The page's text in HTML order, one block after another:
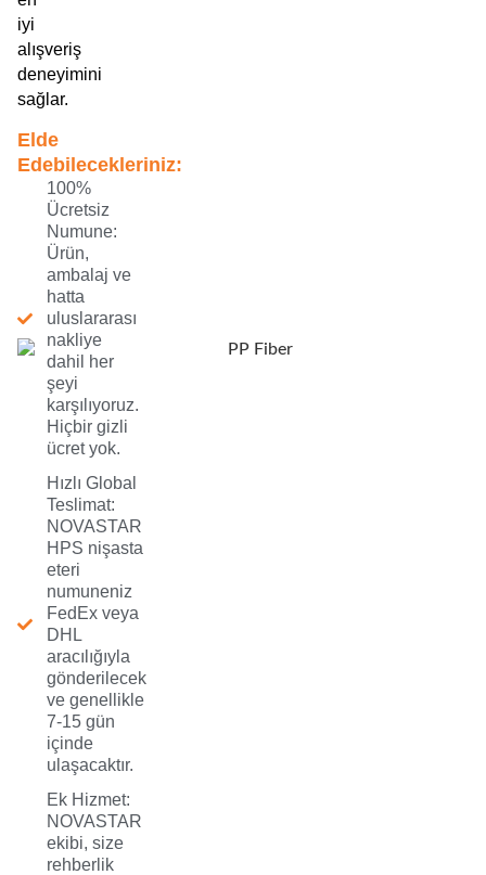
iyi
alışveriş
deneyimini
sağlar.
Elde
Edebilecekleriniz:
100%
Ücretsiz
Numune:
Ürün,
ambalaj ve
hatta
uluslararası
nakliye
dahil her
şeyi
karşılıyoruz.
Hiçbir gizli
ücret yok.
Hızlı Global
Teslimat:
NOVASTAR
HPS nişasta
eteri
numuneniz
FedEx veya
DHL
aracılığıyla
gönderilecek
ve genellikle
7-15 gün
içinde
ulaşacaktır.
Ek Hizmet:
NOVASTAR
ekibi, size
rehberlik